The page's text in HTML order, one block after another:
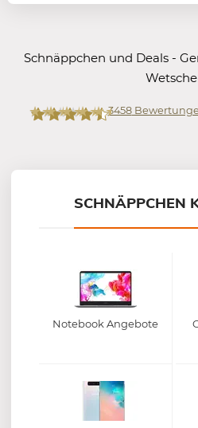
Schnäppchen und Deals -
3458
SCHNÄPPCHEN
Notebook Angebote